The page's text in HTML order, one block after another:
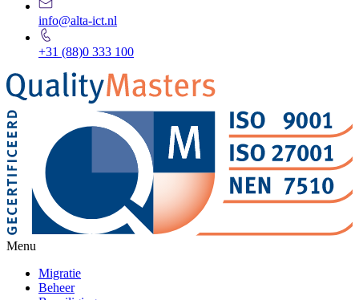
info@alta-ict.nl
+31 (88)0 333 100
Menu
Migratie
Beheer